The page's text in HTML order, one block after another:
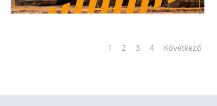
1 2 3 4 Következő